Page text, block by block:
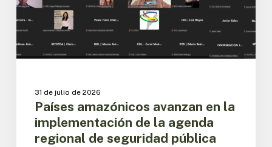
la
agenda
regional
de
seguridad
31 de julio de 2026
Países amazónicos avanzan en la
implementación de la agenda
regional de seguridad pública